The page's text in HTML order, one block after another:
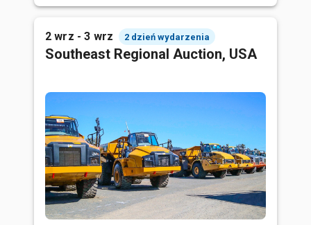
2 wrz - 3 wrz 2 dzień wydarzenia
Southeast Regional Auction, USA